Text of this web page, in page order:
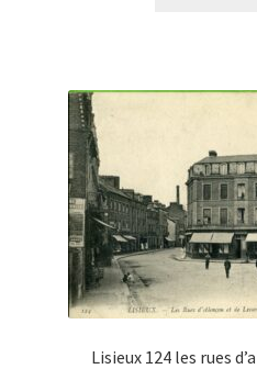
Lisieux 124 les rues